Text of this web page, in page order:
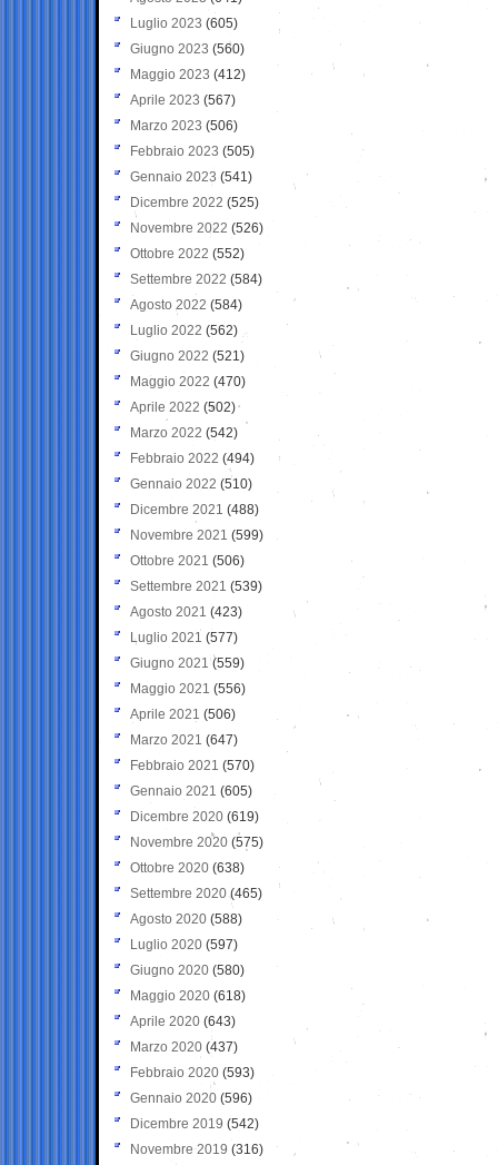
Luglio 2023 (605)
Giugno 2023 (560)
Maggio 2023 (412)
Aprile 2023 (567)
Marzo 2023 (506)
Febbraio 2023 (505)
Gennaio 2023 (541)
Dicembre 2022 (525)
Novembre 2022 (526)
Ottobre 2022 (552)
Settembre 2022 (584)
Agosto 2022 (584)
Luglio 2022 (562)
Giugno 2022 (521)
Maggio 2022 (470)
Aprile 2022 (502)
Marzo 2022 (542)
Febbraio 2022 (494)
Gennaio 2022 (510)
Dicembre 2021 (488)
Novembre 2021 (599)
Ottobre 2021 (506)
Settembre 2021 (539)
Agosto 2021 (423)
Luglio 2021 (577)
Giugno 2021(559)
Maggio 2021 (556)
Aprile 2021 (506)
Marzo 2021 (647)
Febbraio 2021 (570)
Gennaio 2021 (605)
Dicembre 2020 (619)
Novembre 2020 (575)
Ottobre 2020 (638)
Settembre 2020(465)
Agosto 2020 (588)
Luglio 2020 (597)
Giugno 2020 (580)
Maggio 2020 (618)
Aprile 2020 (643)
Marzo 2020 (437)
Febbraio 2020 (593)
Gennaio 2020 (596)
Dicembre 2019 (542)
Novembre 2019 (316)